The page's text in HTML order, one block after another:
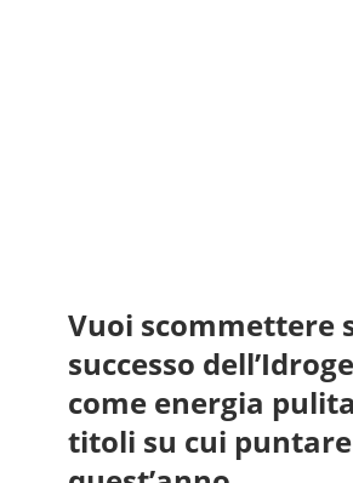
Vuoi scommettere
successo
come energia
titoli su cui